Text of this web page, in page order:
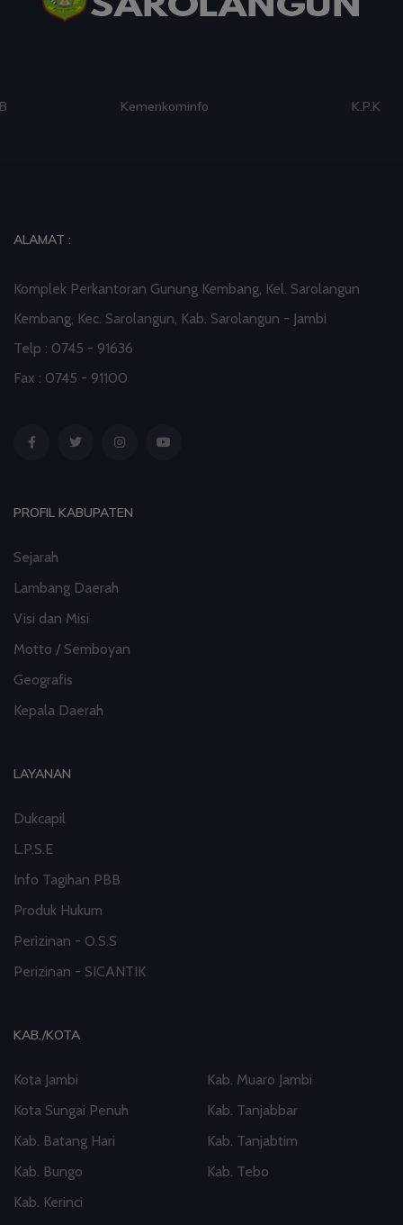
Kemenkominfo
ALAMAT :
Komplek Perkantoran Gunung Kembang, Kel. Sarolangun
Kembang, Kec. Sarolangun, Kab. Sarolangun - Jambi
Telp : 0745 - 91636
Fax : 0745 - 91100
PROFIL KABUPATEN
Sejarah
Lambang Daerah
Visi dan Misi
Motto / Semboyan
Geografis
Kepala Daerah
LAYANAN
Dukcapil
L.P.S.E
Info Tagihan PBB
Produk Hukum
Perizinan - O.S.S
Perizinan - SICANTIK
KAB./KOTA
Kota Jambi
Kota Sungai Penuh
Kab. Batang Hari
Kab. Bungo
Kab. Kerinci
Kab. Muaro Jambi
Kab. Tanjabbar
Kab. Tanjabtim
Kab. Tebo